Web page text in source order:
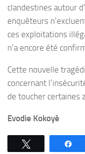
clandestines autour
enquêteurs
ces exploitations
n’a encore été
Cette nouvelle
concernant
de toucher certaines
Evodie Kokoyè